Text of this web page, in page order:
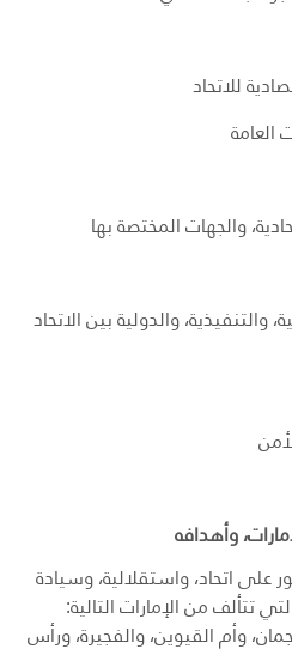
للاتحاد
العامة
والجهات المختصة بها
والتنفيذية، والدولية بين الاتحاد
وأهدافه
على اتحاد، واستقلالية، وسيادة
تتألف من الإمارات التالية:
وأم القيوين، والفجيرة، ورأس